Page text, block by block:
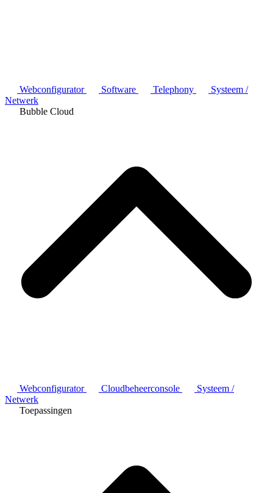
Webconfigurator Software Telephony
Systeem /
Netwerk
Bubble Cloud
Webconfigurator Cloudbeheerconsole
Systeem /
Netwerk
Toepassingen